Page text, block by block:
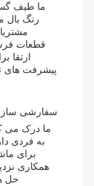
ما طیف
رنگ بال
قطعات
ارتقا
پیشرفت های
سفارشی
ما درک می
به فردی
برای
همکاری
حل